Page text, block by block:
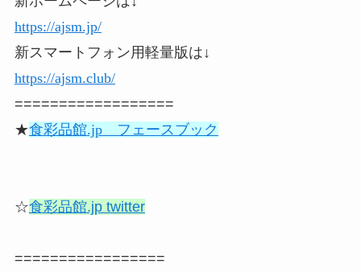
https://ajsm.jp/
新スマートフォン用軽量版は↓
https://ajsm.club/
==================
★食彩品館.jp フェースブック
☆食彩品館.jp twitter
=================